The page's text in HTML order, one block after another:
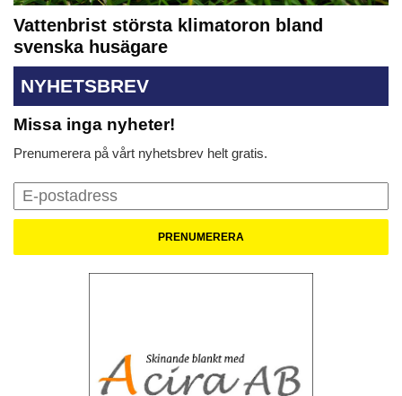
Vattenbrist största klimatoron bland
svenska husägare
NYHETSBREV
Missa inga nyheter!
Prenumerera på vårt nyhetsbrev helt gratis.